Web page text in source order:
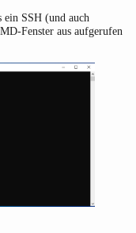
SSH (und auch
Fenster aus aufgerufen